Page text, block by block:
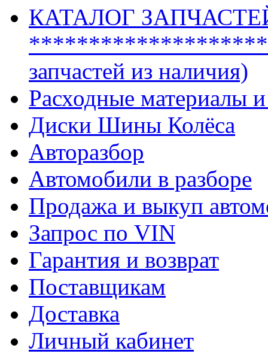
КАТАЛОГ
запчастей из наличия)
Расходные материалы
Диски Шины Колёса
Авторазбор
Автомобили в разборе
Продажа и выкуп
Запрос по VIN
Гарантия и возврат
Поставщикам
Доставка
Личный кабинет